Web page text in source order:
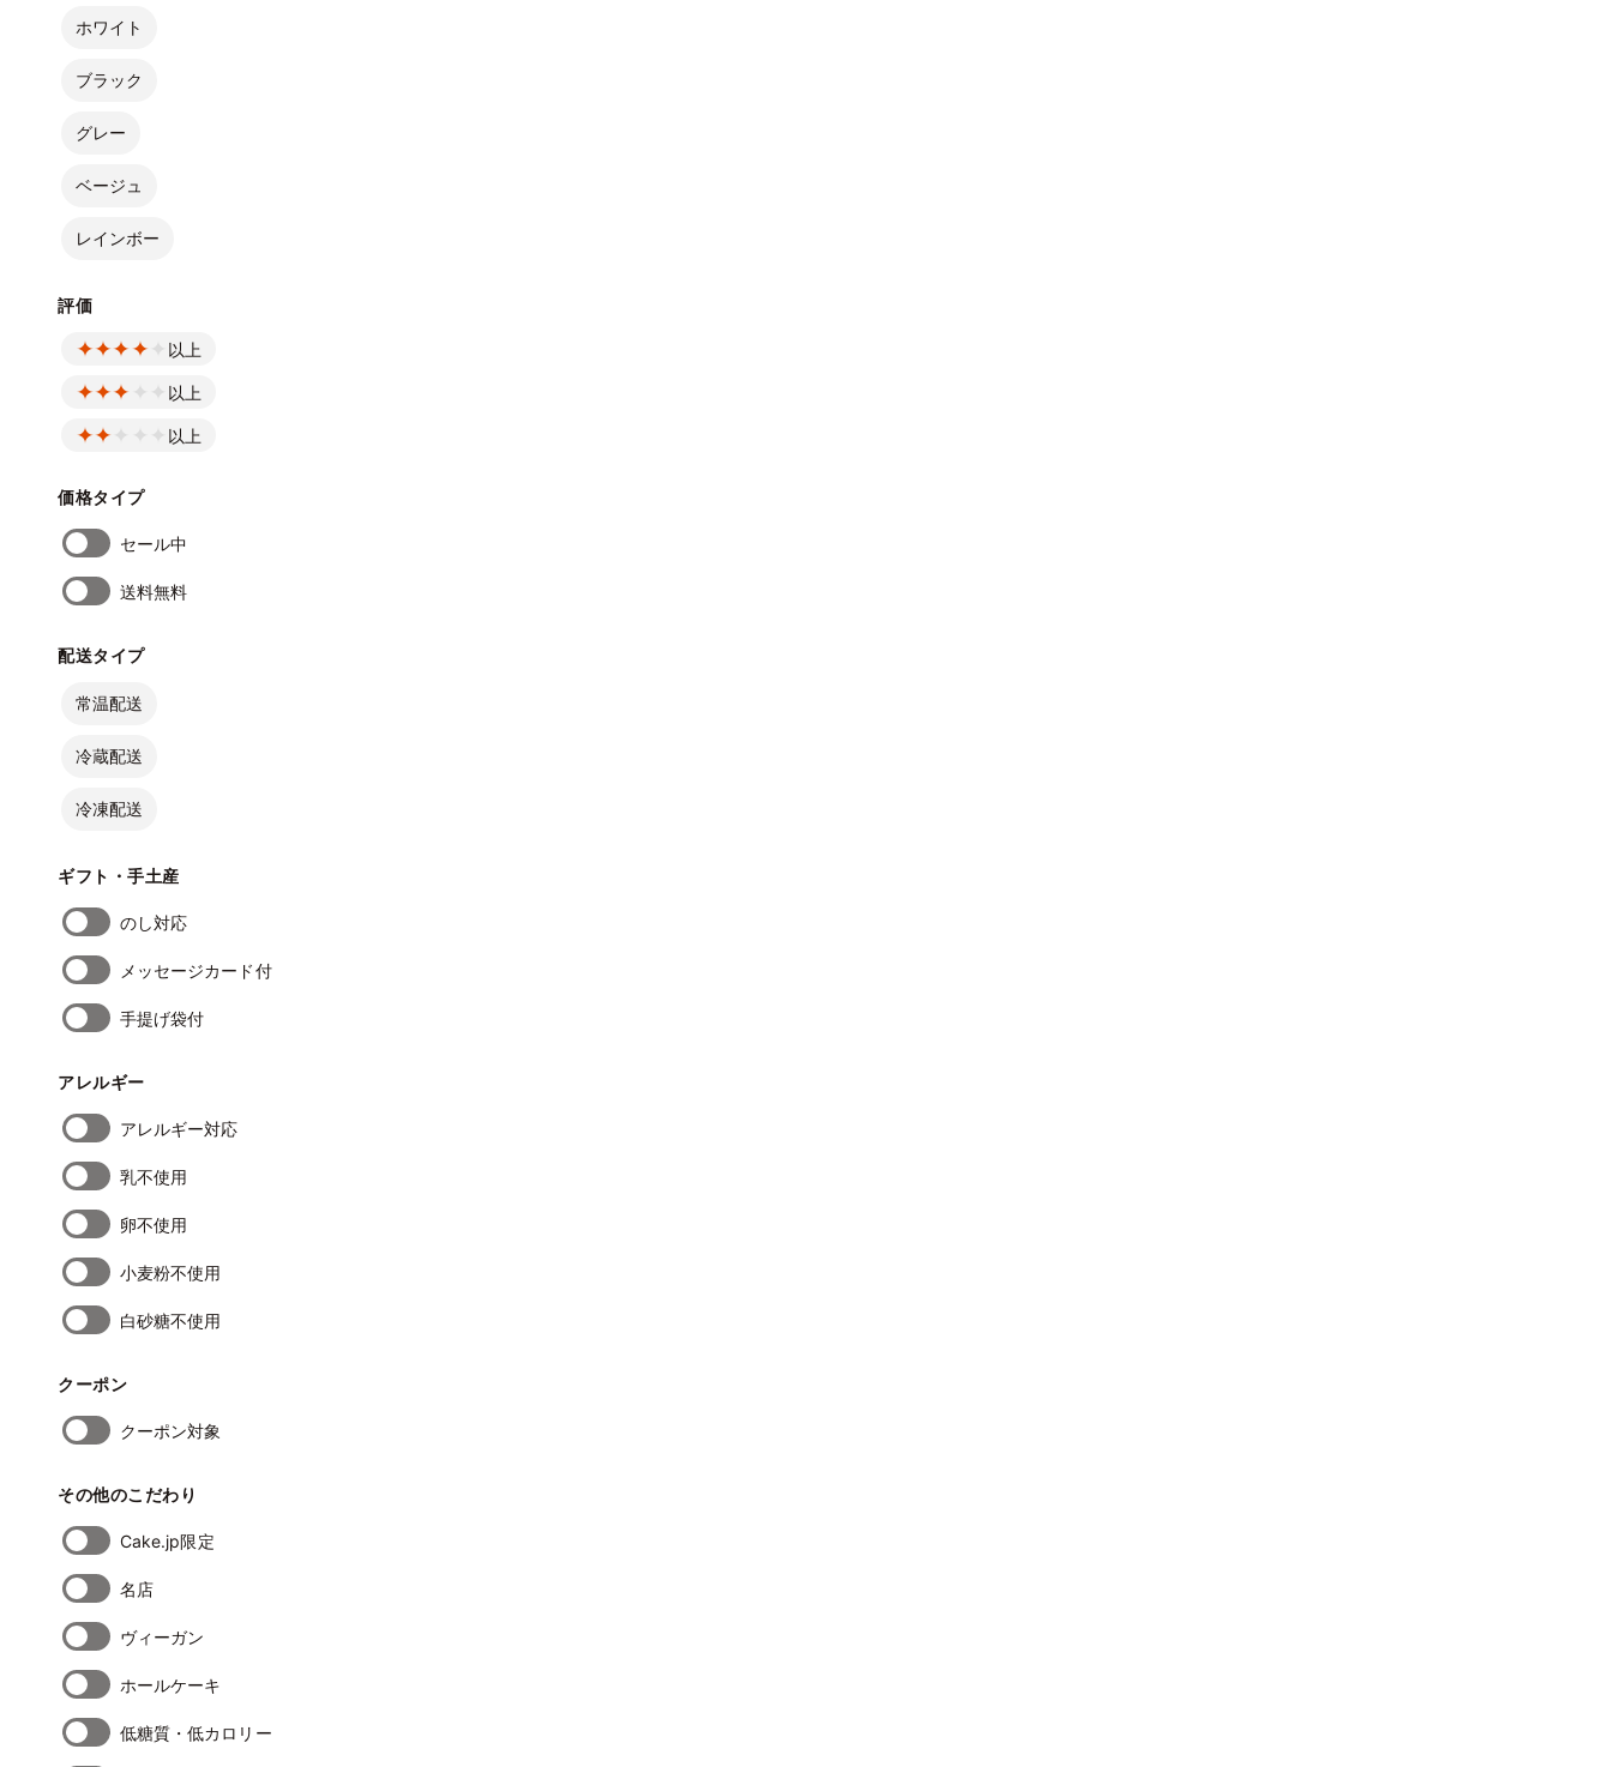
ホワイト
ブラック
グレー
ベージュ
レインボー
評価
以上
以上
以上
価格タイプ
セール中
送料無料
配送タイプ
常温配送
冷蔵配送
冷凍配送
ギフト・手土産
のし対応
メッセージカード付
手提げ袋付
アレルギー
アレルギー対応
乳不使用
卵不使用
小麦粉不使用
白砂糖不使用
クーポン
クーポン対象
その他のこだわり
Cake.jp限定
名店
ヴィーガン
ホールケーキ
低糖質・低カロリー